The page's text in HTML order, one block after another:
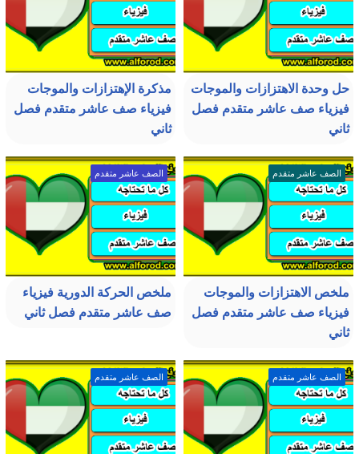
حل وحدة الاهتزازات والموجات
فيزياء صف عاشر متقدم فصل
ثاني
مذكرة الإهتزازات والموجات
فيزياء صف عاشر متقدم فصل
ثاني
الصف عاشر متقدم
ملخص الاهتزازات والموجات
فيزياء صف عاشر متقدم فصل
ثاني
الصف عاشر متقدم
ملخص الحركة الدورية فيزياء
صف عاشر متقدم فصل ثاني
الصف عاشر متقدم الصف عاشر متقدم